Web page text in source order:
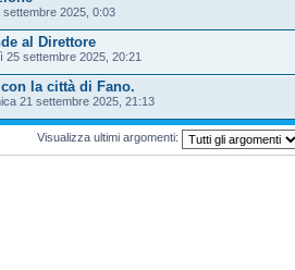
2025, 0:03
al Direttore
25 settembre 2025, 20:21
la città di Fano.
21 settembre 2025, 21:13
Visualizza ultimi argomenti: